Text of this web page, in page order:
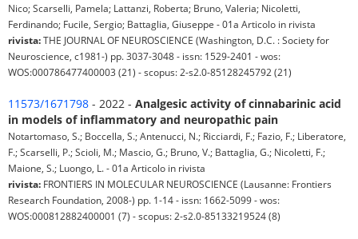
Nico; Scarselli, Pamela; Lattanzi, Roberta; Bruno, Valeria; Nicoletti,
Ferdinando; Fucile, Sergio; Battaglia, Giuseppe - 01a Articolo in rivista
rivista:THE JOURNAL OF NEUROSCIENCE (Washington, D.C. : Society for
Neuroscience, c1981-) pp. 3037-3048 - issn: 1529-2401 - wos:
WOS:000786477400003 (21) - scopus: 2-s2.0-85128245792 (21)
11573/1671798 - 2022 - Analgesic activity of cinnabarinic acid
in models of inflammatory and neuropathic pain
Notartomaso, S.; Boccella, S.; Antenucci, N.; Ricciardi, F.; Fazio, F.; Liberatore,
F.; Scarselli, P.; Scioli, M.; Mascio, G.; Bruno, V.; Battaglia, G.; Nicoletti, F.;
Maione, S.; Luongo, L. - 01a Articolo in rivista
rivista: FRONTIERS IN MOLECULAR NEUROSCIENCE (Lausanne: Frontiers
Research Foundation, 2008-) pp. 1-14 - issn: 1662-5099 - wos:
WOS:000812882400001 (7) - scopus: 2-s2.0-85133219524 (8)